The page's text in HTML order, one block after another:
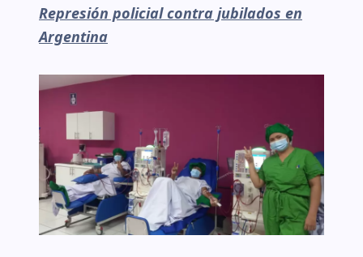
Represión policial contra jubilados en
Argentina